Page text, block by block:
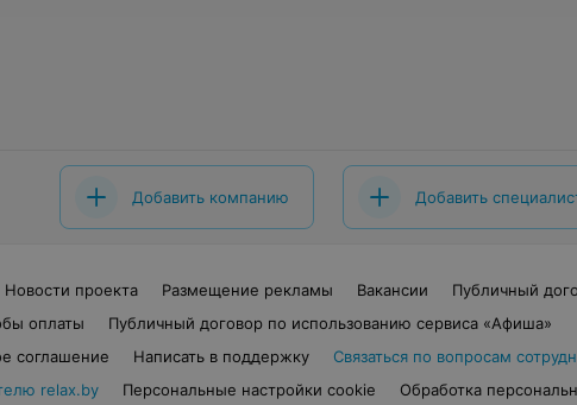
Добавить компанию Добавить
Новости проекта Размещение рекламы Вакансии
Публичный
оплаты
Публичный договор по использованию сервиса «Афиша»
соглашение
Написать в поддержку
Связаться по вопросам
relax.by
Персональные настройки cookie Обработка